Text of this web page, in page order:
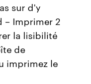
sur d'y
– Imprimer 2
la lisibilité
de
imprimez le